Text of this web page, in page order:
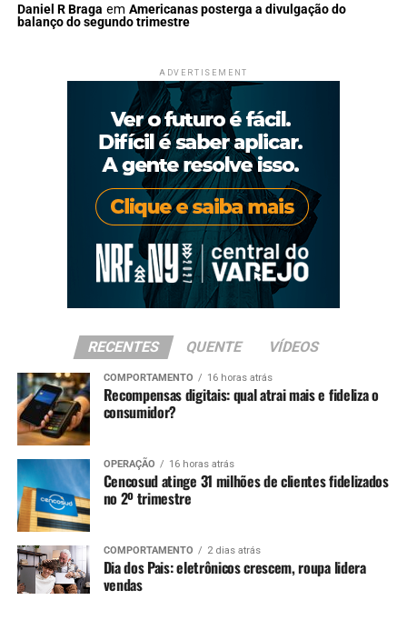
Daniel R Braga em Americanas posterga a divulgação do
balanço do segundo trimestre
ADVERTISEMENT
RECENTES QUENTE VÍDEOS
COMPORTAMENTO 16 horas atrás
Recompensas digitais: qual atrai mais e fideliza o
consumidor?
OPERAÇÃO 16 horas atrás
Cencosud atinge 31 milhões de clientes fidelizados
no 2º trimestre
COMPORTAMENTO 2 dias atrás
Dia dos Pais: eletrônicos crescem, roupa lidera
vendas